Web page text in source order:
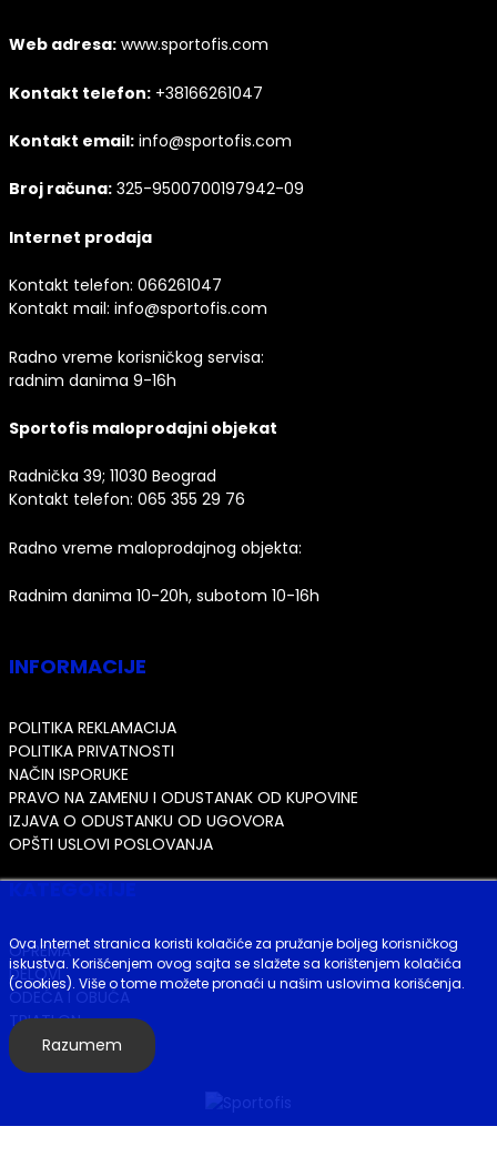
Web adresa: www.sportofis.com
Kontakt telefon: +38166261047
Kontakt email: info@sportofis.com
Broj računa: 325-9500700197942-09
Internet prodaja
Kontakt telefon: 066261047
Kontakt mail: info@sportofis.com
Radno vreme korisničkog servisa:
radnim danima 9-16h
Sportofis maloprodajni objekat
Radnička 39; 11030 Beograd
Kontakt telefon: 065 355 29 76
Radno vreme maloprodajnog objekta:
Radnim danima 10-20h, subotom 10-16h
INFORMACIJE
POLITIKA REKLAMACIJA
POLITIKA PRIVATNOSTI
NAČIN ISPORUKE
PRAVO NA ZAMENU I ODUSTANAK OD KUPOVINE
IZJAVA O ODUSTANKU OD UGOVORA
OPŠTI USLOVI POSLOVANJA
KATEGORIJE
OPREMA
DELOVI
ODEĆA I OBUĆA
TRIATLON
E-BIKE
Ova Internet stranica koristi kolačiće za pružanje boljeg korisničkog
iskustva. Korišćenjem ovog sajta se slažete sa korištenjem kolačića
(cookies). Više o tome možete pronaći u našim uslovima korišćenja.
Razumem